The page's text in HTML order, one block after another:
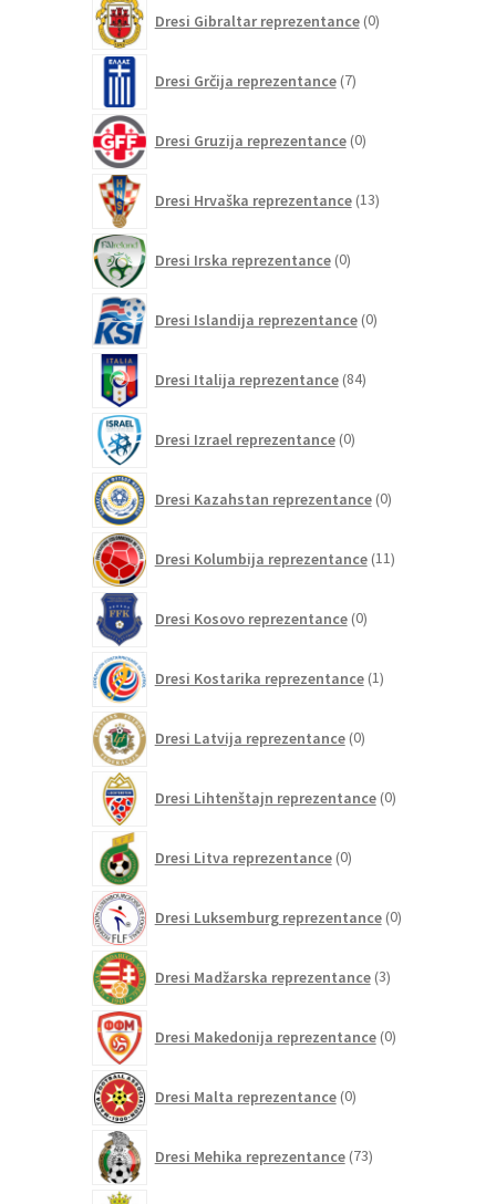
Dresi Gibraltar reprezentance 0izdelkov
Dresi Grčija reprezentance 7izdelkov
Dresi Gruzija reprezentance 0izdelkov
Dresi Hrvaška reprezentance 13izdelkov
Dresi Irska reprezentance 0izdelkov
Dresi Islandija reprezentance 0izdelkov
Dresi Italija reprezentance 84izdelkov
Dresi Izrael reprezentance 0izdelkov
Dresi Kazahstan reprezentance 0izdelkov
Dresi Kolumbija reprezentance 11izdelkov
Dresi Kosovo reprezentance 0izdelkov
Dresi Kostarika reprezentance 1izdelek
Dresi Latvija reprezentance 0izdelkov
Dresi Lihtenštajn reprezentance 0izdelkov
Dresi Litva reprezentance 0izdelkov
Dresi Luksemburg reprezentance 0izdelkov
Dresi Madžarska reprezentance 3izdelki
Dresi Makedonija reprezentance 0izdelkov
Dresi Malta reprezentance 0izdelkov
Dresi Mehika reprezentance 73izdelkov